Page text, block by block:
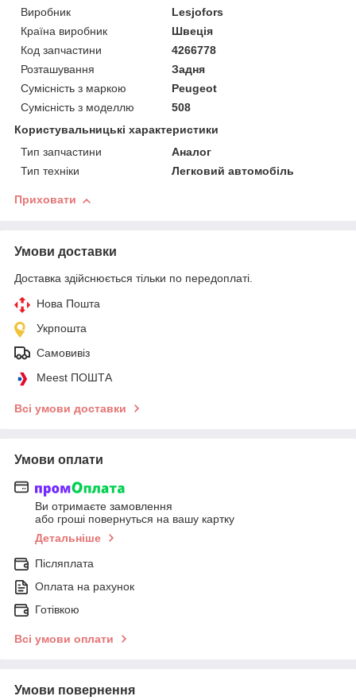
Виробник
Lesjofors
Країна виробник
Швеція
Код запчастини
4266778
Розташування
Задня
Сумісність з маркою
Peugeot
Сумісність з моделлю
508
Користувальницькі характеристики
Тип запчастини
Аналог
Тип техніки
Легковий автомобіль
Приховати
Умови доставки
Доставка здійснюється тільки по передоплаті.
Нова Пошта
Укрпошта
Самовивіз
Meest ПОШТА
Всі умови доставки
Умови оплати
Ви отримаєте замовлення
або гроші повернуться на вашу картку
Детальніше
Післяплата
Оплата на рахунок
Готівкою
Всі умови оплати
Умови повернення